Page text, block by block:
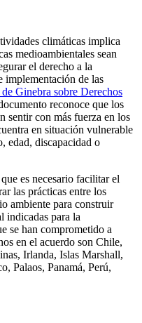
climáticas implica
medioambientales sean
el derecho a la
implementación de las
Ginebra sobre Derechos
reconoce que los
sentir con más fuerza en los
en situación vulnerable
edad, discapacidad o
es necesario facilitar el
las prácticas entre los
ambiente para construir
indicadas para la
se han comprometido a
en el acuerdo son Chile,
Irlanda, Islas Marshall,
Palaos, Panamá, Perú,